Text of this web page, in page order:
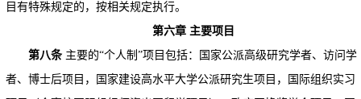
目有特殊规定的，按相关规定执行。
第六章 主要项目
第八条主要的“个人制”项目包括：国家公派高级研究学者、访问学
者、博士后项目，国家建设高水平大学公派研究生项目，国际组织实习